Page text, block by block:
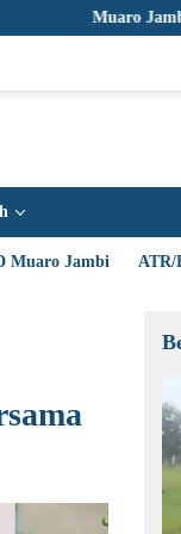
Muaro Jambi Siaga
Muaro Jambi ATR/